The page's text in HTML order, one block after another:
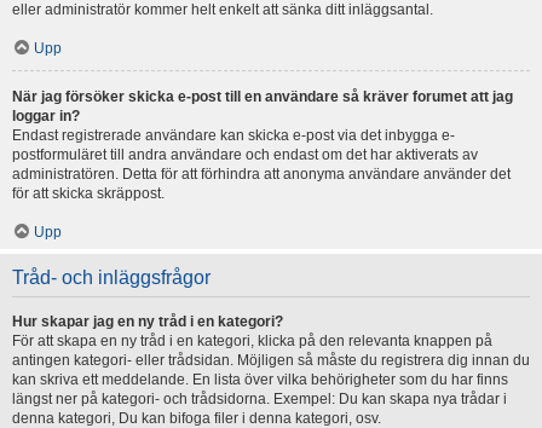
eller administratör kommer helt enkelt att sänka ditt inläggsantal.
Upp
När jag försöker skicka e-post till en användare så kräver forumet att jag
loggar in?
Endast registrerade användare kan skicka e-post via det inbygga e-
postformuläret till andra användare och endast om det har aktiverats av
administratören. Detta för att förhindra att anonyma användare använder det
för att skicka skräppost.
Upp
Tråd- och inläggsfrågor
Hur skapar jag en ny tråd i en kategori?
För att skapa en ny tråd i en kategori, klicka på den relevanta knappen på
antingen kategori- eller trådsidan. Möjligen så måste du registrera dig innan du
kan skriva ett meddelande. En lista över vilka behörigheter som du har finns
längst ner på kategori- och trådsidorna. Exempel: Du kan skapa nya trådar i
denna kategori, Du kan bifoga filer i denna kategori, osv.